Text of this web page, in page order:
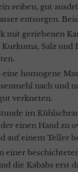
entsorgen.
Salz und
nach und
verkneten.
einen Hand zu
auf einem Teller
die Kababs erst